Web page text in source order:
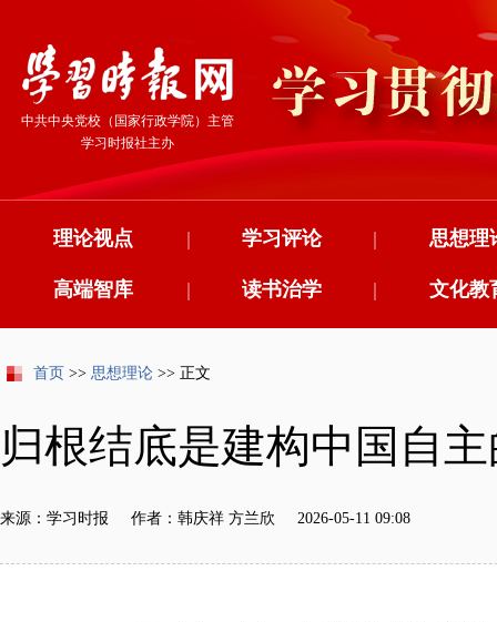
中共中央党校（国家行政学院）主管
学习时报社主办
理论视点 学习评论
| 思想理
|
高端智库 读书治学
| 文化教
|
首页 >> 思想理论 >> 正文
归根结底是建构中国自
来源：学习时报 作者：韩庆祥 方兰欣 2026-05-11 09:08